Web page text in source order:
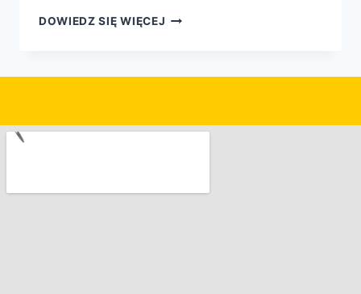
DOWIEDZ SIĘ WIĘCEJ